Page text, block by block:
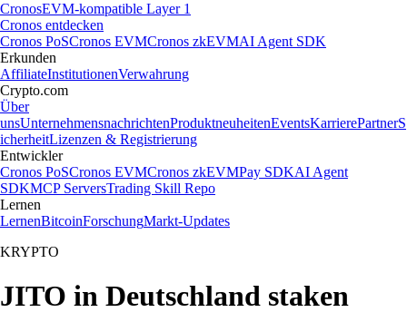
CronosEVM-kompatible Layer 1
Cronos entdecken
Cronos PoSCronos EVMCronos zkEVMAI Agent SDK
Erkunden
AffiliateInstitutionenVerwahrung
Crypto.com
Über
unsUnternehmensnachrichtenProduktneuheitenEventsKarrierePartnerS
icherheitLizenzen & Registrierung
Entwickler
Cronos PoSCronos EVMCronos zkEVMPay SDKAI Agent
SDKMCP ServersTrading Skill Repo
Lernen
LernenBitcoinForschungMarkt-Updates
KRYPTO
JITO in Deutschland staken